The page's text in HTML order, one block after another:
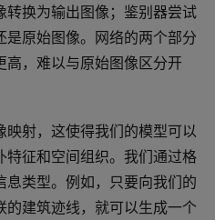
换为输出图像；鉴别器尝试
原始图像。网络的两个部分
，难以与原始图像区分开
射，这使得我们的模型可以
征和空间组织。我们通过格
类型。例如，只要向我们的
建筑迹线，就可以生成一个